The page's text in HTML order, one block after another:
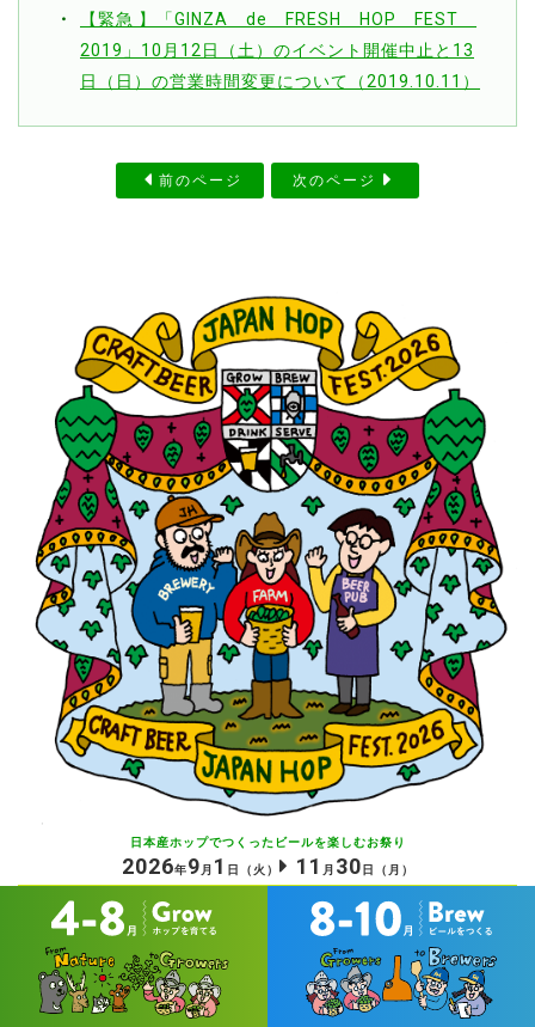
【緊急 】「GINZA de FRESH HOP FEST
2019」10月12日（土）のイベント開催中止と13
日（日）の営業時間変更について（2019.10.11）
前のページ 次のページ
日本産ホップでつくったビールを楽しむお祭り
2026年9月 1 日 （火） 11 月 30 日 （月）